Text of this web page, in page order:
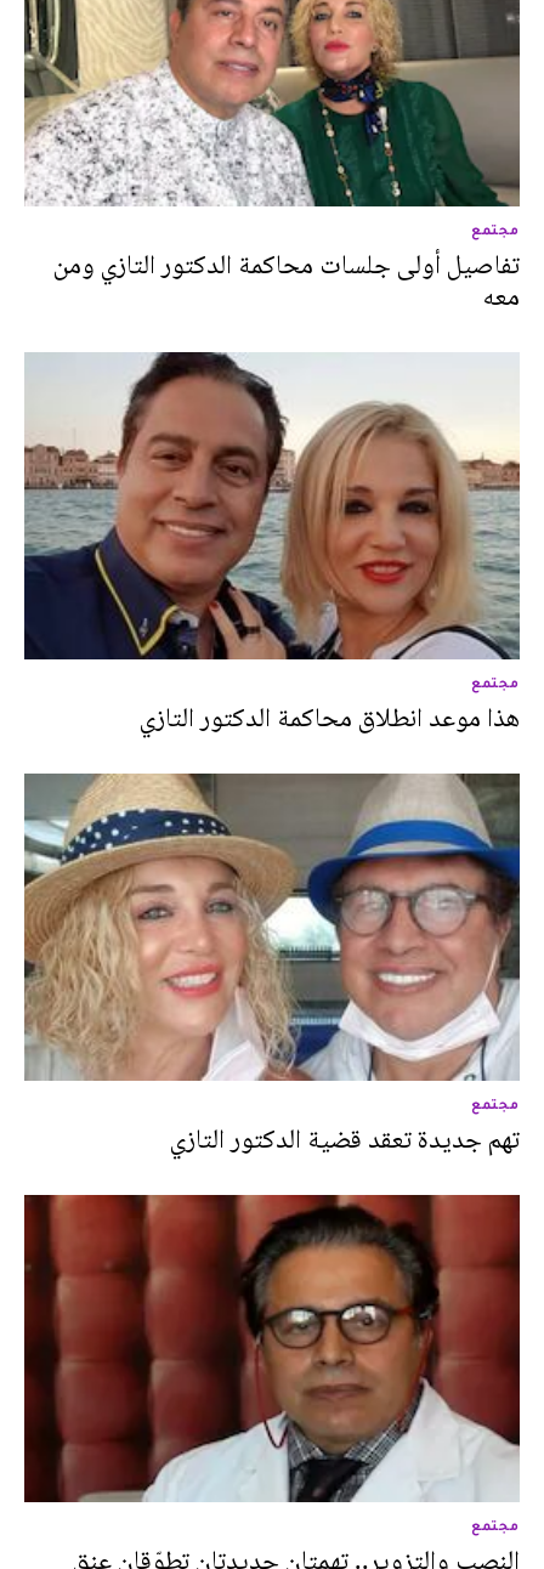
مجتمع
تفاصيل أولى جلسات محاكمة الدكتور التازي ومن
معه
مجتمع
هذا موعد انطلاق محاكمة الدكتور التازي
مجتمع
تهم جديدة تعقد قضية الدكتور التازي
مجتمع
النصب والتزوير.. تهمتان جديدتان تطوّقان عنق